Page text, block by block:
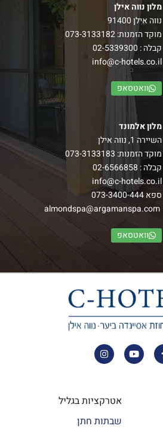
מלון נווה אילן
נווה אילן 91400
מוקד הזמנות:073-3133182
קבלה : 02-5339300
info@c-hotels.co.il
וואטסאפ
מלון אלמונד
השיירה 1, נווה אילן
מוקד הזמנות: 073-3133183
קבלה : 02-6566858
info@c-hotels.co.il
ספא073-3400-444
almondspa@argamanspa.com
וואטסאפ
אטרקציות בגליל
שבתות חתן